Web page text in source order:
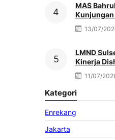
MAS
Madrasah
13/07/
LMND
Kinerja
Kemacetan
Antrean
11/07/
Kategori
Enrekang
Jakarta